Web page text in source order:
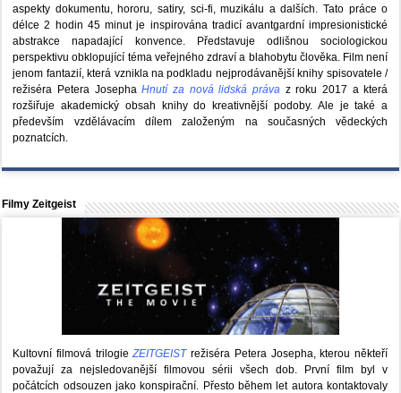
aspekty dokumentu, hororu, satiry, sci-fi, muzikálu a dalších. Tato práce o
délce 2 hodin 45 minut je inspirována tradicí avantgardní impresionistické
abstrakce napadající konvence. Představuje odlišnou sociologickou
perspektivu obklopující téma veřejného zdraví a blahobytu člověka. Film není
jenom fantazií, která vznikla na podkladu nejprodávanější knihy spisovatele /
režiséra Petera JosephaHnutí za nová lidská právaz roku 2017 a která
rozšiřuje akademický obsah knihy do kreativnější podoby. Ale je také a
především vzdělávacím dílem založeným na současných vědeckých
poznatcích.
Filmy Zeitgeist
Kultovní filmová trilogieZEITGEISTrežiséra Petera Josepha, kterou někteří
považují za nejsledovanější filmovou sérii všech dob. První film byl v
počátcích odsouzen jako konspirační. Přesto během let autora kontaktovaly